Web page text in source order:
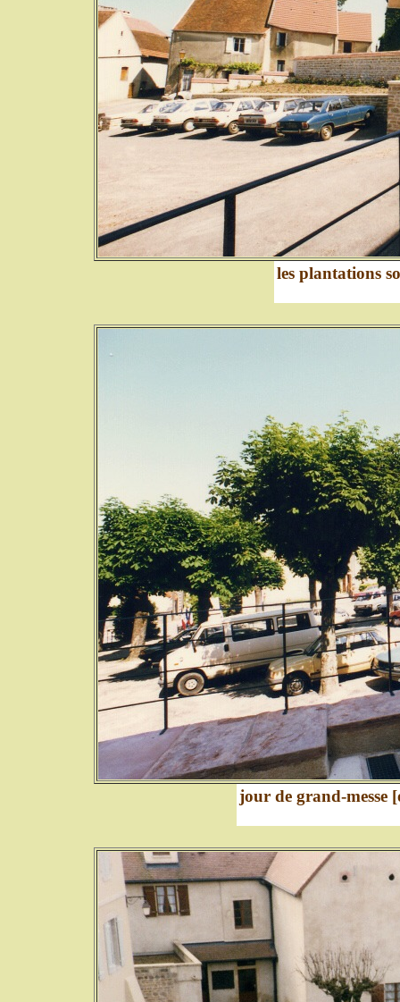
les plantations
jour de grand-messe